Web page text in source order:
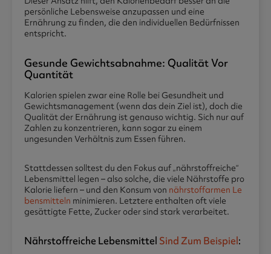
persönliche Lebensweise anzupassen und eine
Ernährung zu finden, die den individuellen Bedürfnissen
entspricht.
Gesunde Gewichtsabnahme: Qualität Vor
Quantität
Kalorien spielen zwar eine Rolle bei Gesundheit und
Gewichtsmanagement (wenn das dein Ziel ist), doch die
Qualität der Ernährung ist genauso wichtig. Sich nur auf
Zahlen zu konzentrieren, kann sogar zu einem
ungesunden Verhältnis zum Essen führen.
Stattdessen solltest du den Fokus auf „nährstoffreiche“
Lebensmittel legen – also solche, die viele Nährstoffe pro
Kalorie liefern – und den Konsum von nährstoffarmen Le
bensmitteln minimieren. Letztere enthalten oft viele
gesättigte Fette, Zucker oder sind stark verarbeitet.
Nährstoffreiche Lebensmittel Sind Zum Beispiel: